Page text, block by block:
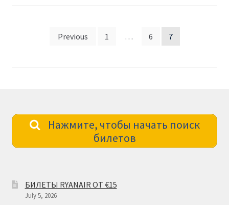
Previous 1 … 6 7
Нажмите, чтобы начать поиск
билетов
БИЛЕТЫ RYANAIR ОТ €15
July 5, 2026